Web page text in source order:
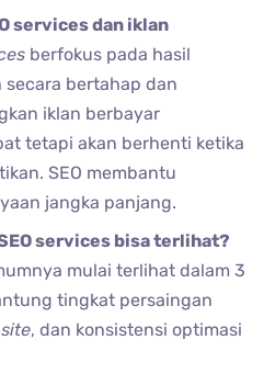
services dan iklan
berfokus pada hasil
bertahap dan
iklan berbayar
tetapi akan berhenti ketika
SEO membantu
jangka panjang.
services bisa terlihat?
mulai terlihat dalam 3
tingkat persaingan
, dan konsistensi optimasi